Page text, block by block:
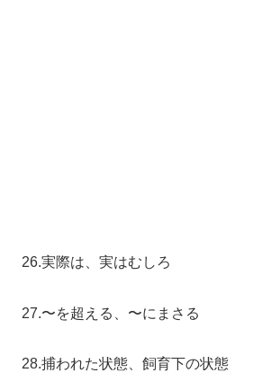
26.実際は、実はむしろ
27.〜を超える、〜にまさる
28.捕われた状態、飼育下の状態